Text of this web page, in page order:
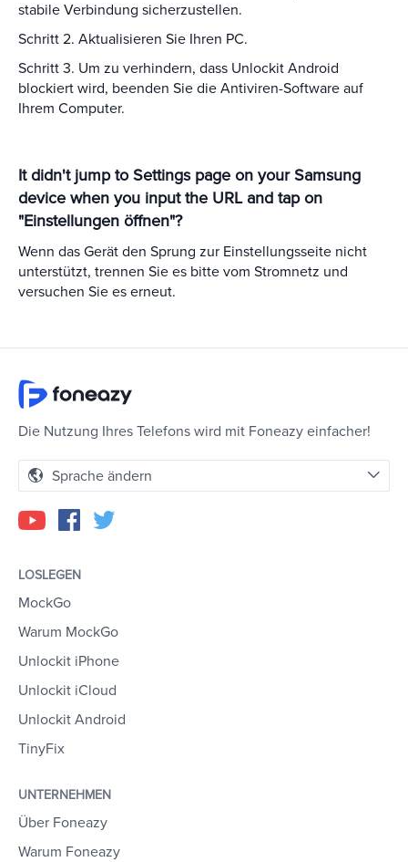
stabile Verbindung sicherzustellen.
Schritt 2. Aktualisieren Sie Ihren PC.
Schritt 3. Um zu verhindern, dass Unlockit Android
blockiert wird, beenden Sie die Antiviren-Software auf
Ihrem Computer.
It didn't jump to Settings page on your Samsung
device when you input the URL and tap on
"Einstellungen öffnen"?
Wenn das Gerät den Sprung zur Einstellungsseite nicht
unterstützt, trennen Sie es bitte vom Stromnetz und
versuchen Sie es erneut.
Die Nutzung Ihres Telefons wird mit Foneazy einfacher!
Sprache ändern
LOSLEGEN
MockGo
Warum MockGo
Unlockit iPhone
Unlockit iCloud
Unlockit Android
TinyFix
UNTERNEHMEN
Über Foneazy
Warum Foneazy